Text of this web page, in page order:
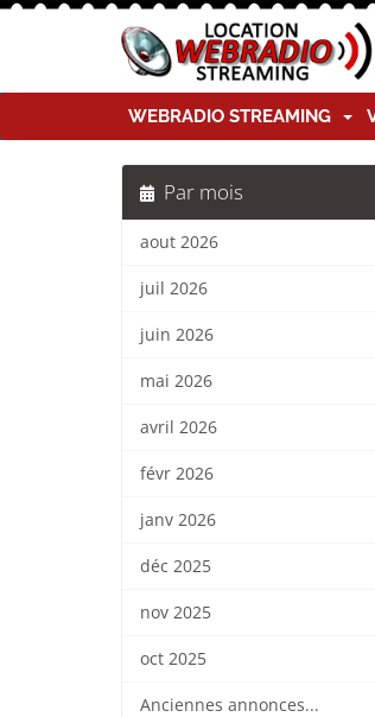
WEBRADIO STREAMING
Par mois
aout 2026
juil 2026
juin 2026
mai 2026
avril 2026
févr 2026
janv 2026
déc 2025
nov 2025
oct 2025
Anciennes annonces...